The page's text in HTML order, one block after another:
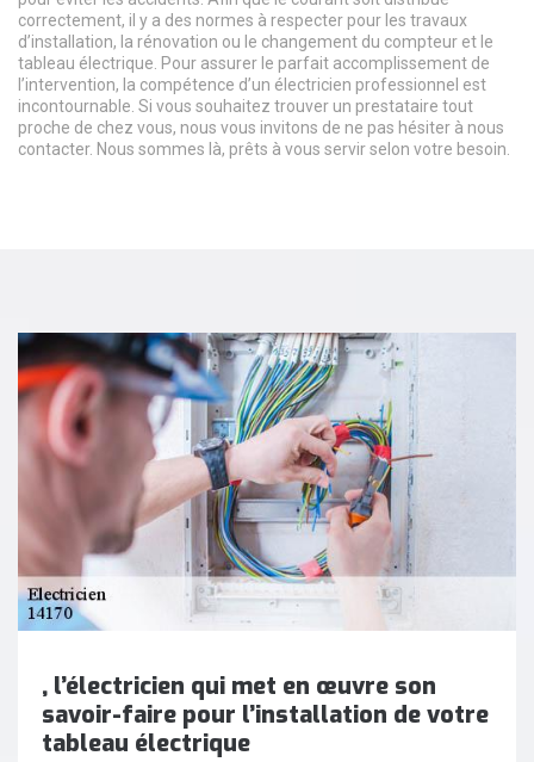
correctement, il y a des normes à respecter pour les travaux
d’installation, la rénovation ou le changement du compteur et le
tableau électrique. Pour assurer le parfait accomplissement de
l’intervention, la compétence d’un électricien professionnel est
incontournable. Si vous souhaitez trouver un prestataire tout
proche de chez vous, nous vous invitons de ne pas hésiter à nous
contacter. Nous sommes là, prêts à vous servir selon votre besoin.
, l’électricien qui met en œuvre son
savoir-faire pour l’installation de votre
tableau électrique